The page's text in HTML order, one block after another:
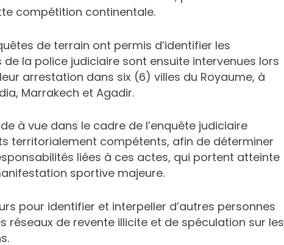
compétition continentale.
de terrain ont permis d’identifier les
la police judiciaire sont ensuite intervenues lors
arrestation dans six (6) villes du Royaume, à
Marrakech et Agadir.
à vue dans le cadre de l’enquête judiciaire
territorialement compétents, afin de déterminer
liées à ces actes, qui portent atteinte
sportive majeure.
pour identifier et interpeller d’autres personnes
réseaux de revente illicite et de spéculation sur les